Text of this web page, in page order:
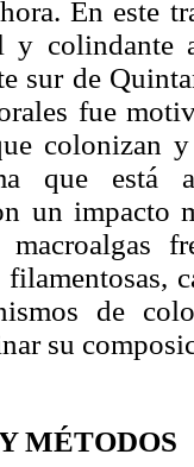
En este
y
sur de
fue
colonizan
que está
un
macroalgas
de
su
MÉTODOS